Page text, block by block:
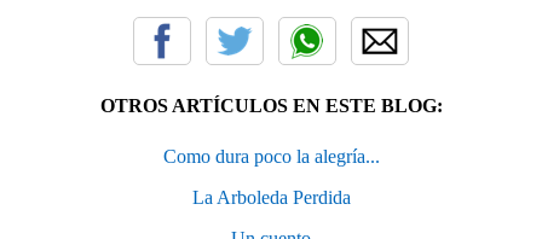
OTROS ARTÍCULOS EN ESTE BLOG:
Como dura poco la alegría...
La Arboleda Perdida